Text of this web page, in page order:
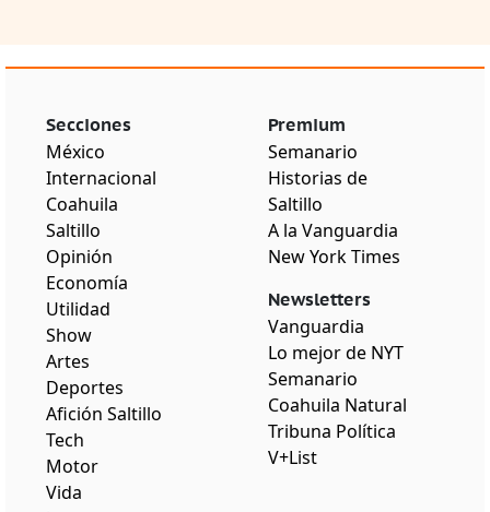
Secciones
México
Internacional
Coahuila
Saltillo
Opinión
Economía
Utilidad
Show
Artes
Deportes
Afición Saltillo
Tech
Motor
Vida
Premium
Semanario
Historias de
Saltillo
A la Vanguardia
New York Times
Newsletters
Vanguardia
Lo mejor de NYT
Semanario
Coahuila Natural
Tribuna Política
V+List